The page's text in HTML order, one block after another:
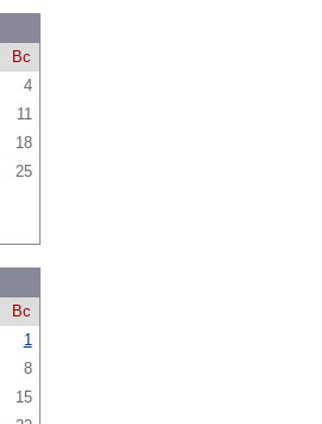
Вс
4
11
18
25
Вс
1
8
15